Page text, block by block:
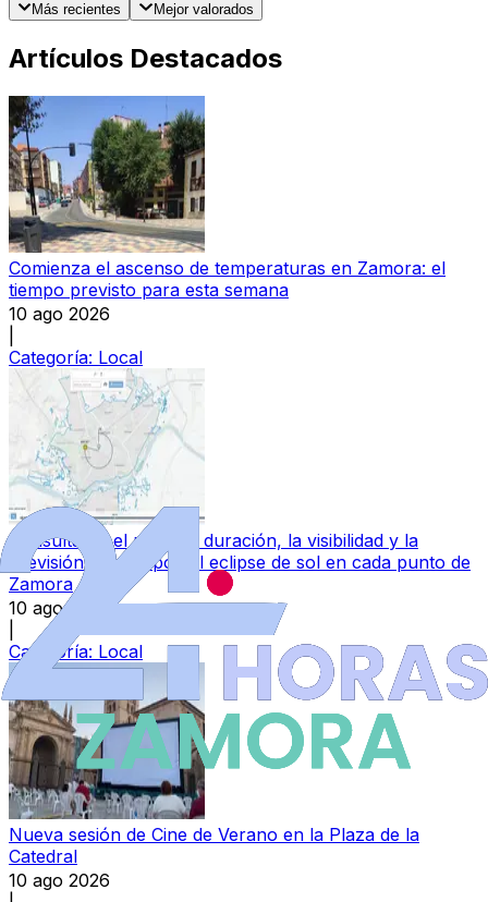
Más recientes
Mejor valorados
Artículos Destacados
Comienza el ascenso de temperaturas en Zamora: el
tiempo previsto para esta semana
10 ago 2026
Categoría: Local
Consulta en el mapa la duración, la visibilidad y la
previsión del tiempo del eclipse de sol en cada punto de
Zamora
10 ago 2026
Categoría: Local
Nueva sesión de Cine de Verano en la Plaza de la
Catedral
10 ago 2026